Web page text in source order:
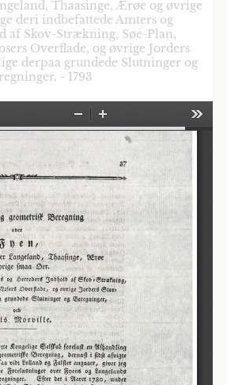
Thaasinge, Ærøe og øvrige
deri indbefattede Amters og
af Skov-Strækning, Søe-Plan,
Overflade, og øvrige Jorders
derpaa grundede Slutninger og
- 1793